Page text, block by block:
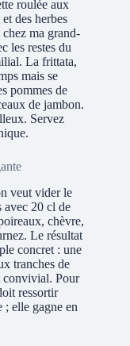
roulée aux
des herbes
ma grand-
les restes du
La frittata,
mais se
pommes de
de jambon.
Servez
veut vider le
avec 20 cl de
chèvre,
Le résultat
concret : une
tranches de
convivial. Pour
ressortir
elle gagne en